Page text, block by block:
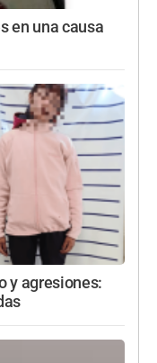
en una causa
y agresiones: